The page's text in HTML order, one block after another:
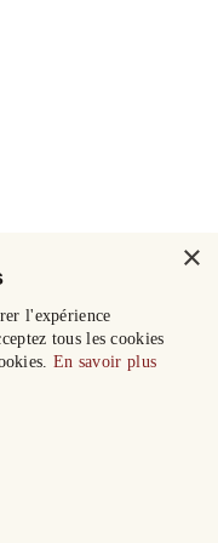
×
l'expérience
tous les cookies
En savoir plus